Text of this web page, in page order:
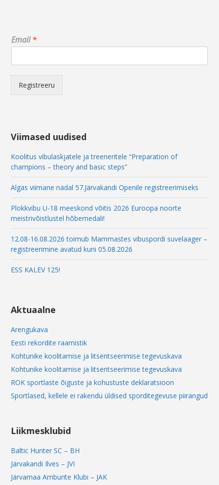
E
m
i
E
m
a
i
l
Email*
Registreeru
Viimased uudised
Koolitus vibulaskjatele ja treeneritele “Preparation of
champions – theory and basic steps”
Algas viimane nädal 57.Järvakandi Openile registreerimiseks
Plokkvibu U-18 meeskond võitis 2026 Euroopa noorte
meistrivõistlustel hõbemedali!
12.08-16.08.2026 toimub Mammastes vibuspordi suvelaager –
registreerimine avatud kuni 05.08.2026
ESS KALEV 125!
Aktuaalne
Arengukava
Eesti rekordite raamistik
Kohtunike koolitamise ja litsentseerimise tegevuskava
Kohtunike koolitamise ja litsentseerimise tegevuskava
ROK sportlaste õiguste ja kohustuste deklaratsioon
Sportlased, kellele ei rakendu üldised sporditegevuse piirangud
Liikmesklubid
Baltic Hunter SC – BH
Järvakandi Ilves – JVI
Järvamaa Amburite Klubi – JAK